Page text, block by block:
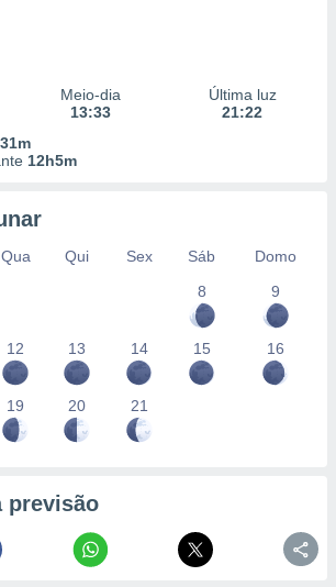
Meio-dia
13:33
Última luz
21:22
12h5m
Qua Qui Sex Sáb
Domo
8
9
12 13 14 15 16
19 20 21
previsão